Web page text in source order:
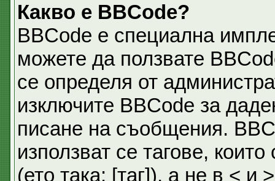
Какво е BBCode?
BBCode е специална
можете да ползвате
се определя от
изключите BBCode за
писане на съобщения.
използват се тагове,
(ето така: [таг]), а не в <